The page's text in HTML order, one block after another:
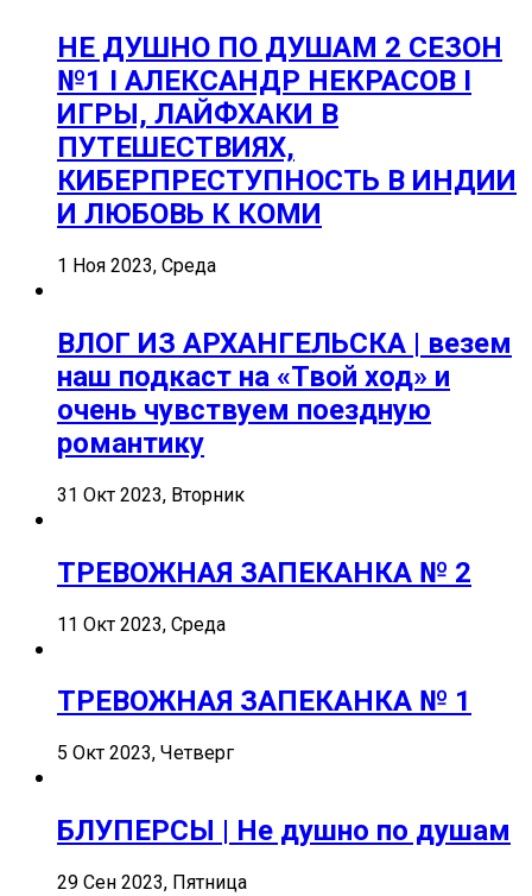
НЕ ДУШНО ПО ДУШАМ 2 СЕЗОН
№1 I АЛЕКСАНДР НЕКРАСОВ I
ИГРЫ, ЛАЙФХАКИ В
ПУТЕШЕСТВИЯХ,
КИБЕРПРЕСТУПНОСТЬ В ИНДИИ
И ЛЮБОВЬ К КОМИ
1 Ноя 2023, Среда
ВЛОГ ИЗ АРХАНГЕЛЬСКА | везем
наш подкаст на «Твой ход» и
очень чувствуем поездную
романтику
31 Окт 2023, Вторник
ТРЕВОЖНАЯ ЗАПЕКАНКА № 2
11 Окт 2023, Среда
ТРЕВОЖНАЯ ЗАПЕКАНКА № 1
5 Окт 2023, Четверг
БЛУПЕРСЫ | Не душно по душам
29 Сен 2023, Пятница